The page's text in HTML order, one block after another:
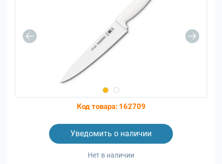
Код товара: 162709
Нет в наличии
Уведомить о наличии